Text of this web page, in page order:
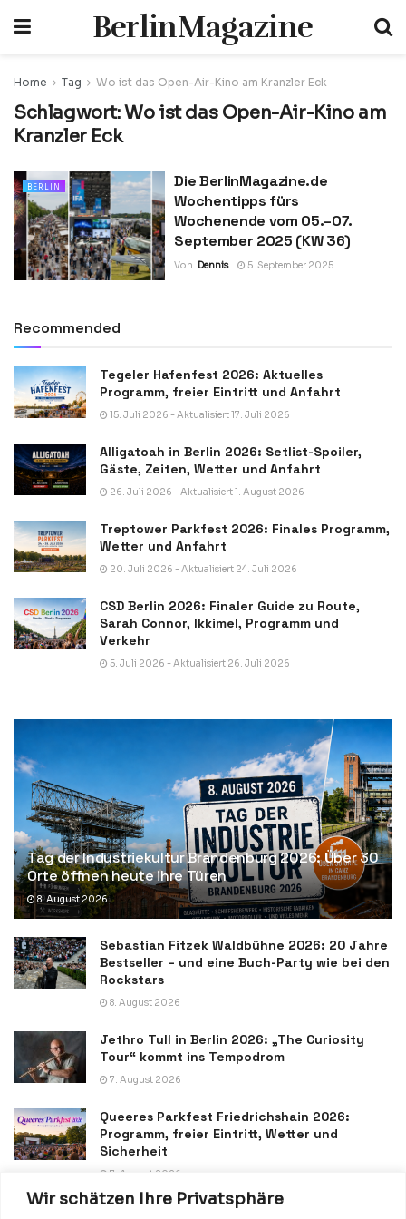
Wir schätzen Ihre Privatsphäre
BerlinMagazine
Home Tag Wo ist das Open-Air-Kino am Kranzler Eck
Schlagwort:Wo ist das Open-Air-Kino am
Kranzler Eck
BERLIN
Die BerlinMagazine.de
Wochentipps fürs
Wochenende vom 05.–07.
September 2025 (KW 36)
Von Dennis 5. September 2025
Recommended
Tegeler Hafenfest 2026: Aktuelles
Programm, freier Eintritt und Anfahrt
15. Juli 2026 - Aktualisiert 17. Juli 2026
Alligatoah in Berlin 2026: Setlist-Spoiler,
Gäste, Zeiten, Wetter und Anfahrt
26. Juli 2026 - Aktualisiert 1. August 2026
Treptower Parkfest 2026: Finales Programm,
Wetter und Anfahrt
20. Juli 2026 - Aktualisiert 24. Juli 2026
CSD Berlin 2026: Finaler Guide zu Route,
Sarah Connor, Ikkimel, Programm und
Verkehr
5. Juli 2026 - Aktualisiert 26. Juli 2026
Tag der Industriekultur Brandenburg 2026: Über 30
Orte öffnen heute ihre Türen
8. August 2026
Sebastian Fitzek Waldbühne 2026: 20 Jahre
Bestseller – und eine Buch-Party wie bei den
Rockstars
8. August 2026
Jethro Tull in Berlin 2026: „The Curiosity
Tour“ kommt ins Tempodrom
7. August 2026
Queeres Parkfest Friedrichshain 2026:
Programm, freier Eintritt, Wetter und
Sicherheit
7. August 2026